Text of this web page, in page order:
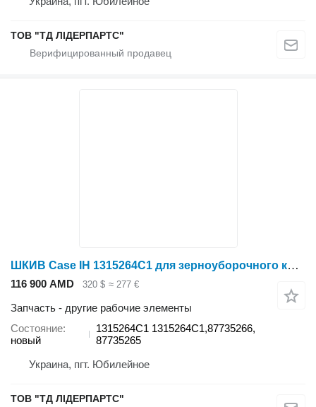
ТОВ "ТД ЛІДЕРПАРТС"
ШКИВ Case IH 1315264C1 для зерноуборочного комбайна Case IH 1666,2166,1680,2366,2188,2388,5088,5130,6130,5140,6140,7140
116 900 AMD 320 $ ≈ 277 €
Запчасть - другие рабочие элементы
Состояние
новый
1315264C1 1315264C1,87735266,
87735265
Украина, пгт. Юбилейное
ТОВ "ТД ЛІДЕРПАРТС"